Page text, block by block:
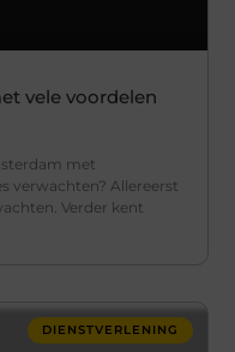
vele voordelen
met
verwachten? Allereerst
Verder kent
DIENSTVERLENING